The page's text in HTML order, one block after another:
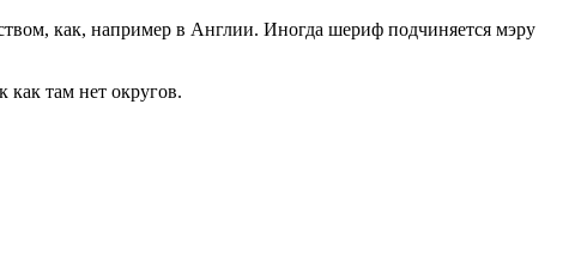
как, например в Англии. Иногда шериф подчиняется мэру
там нет округов.